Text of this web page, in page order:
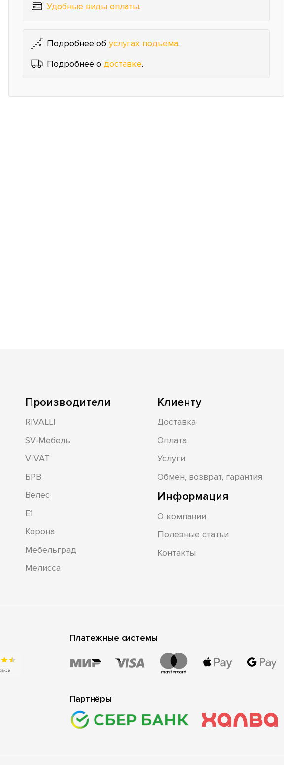
Удобные виды оплаты.
Подробнее об услугах подъема.
Подробнее о доставке.
Производители
RIVALLI
SV-Мебель
VIVAT
БРВ
Велес
Е1
Корона
Мебельград
Мелисса
Клиенту
Доставка
Оплата
Услуги
Обмен, возврат, гарантия
Информация
О компании
Полезные статьи
Контакты
Платежные системы
Партнёры